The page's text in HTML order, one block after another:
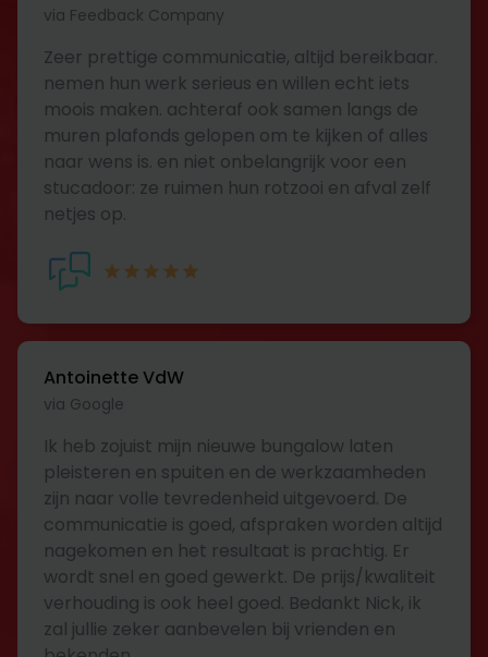
via Feedback Company
Zeer prettige communicatie, altijd bereikbaar.
nemen hun werk serieus en willen echt iets
moois maken. achteraf ook samen langs de
muren plafonds gelopen om te kijken of alles
naar wens is. en niet onbelangrijk voor een
stucadoor: ze ruimen hun rotzooi en afval zelf
netjes op.
Antoinette VdW
via Google
Ik heb zojuist mijn nieuwe bungalow laten
pleisteren en spuiten en de werkzaamheden
zijn naar volle tevredenheid uitgevoerd. De
communicatie is goed, afspraken worden altijd
nagekomen en het resultaat is prachtig. Er
wordt snel en goed gewerkt. De prijs/kwaliteit
verhouding is ook heel goed. Bedankt Nick, ik
zal jullie zeker aanbevelen bij vrienden en